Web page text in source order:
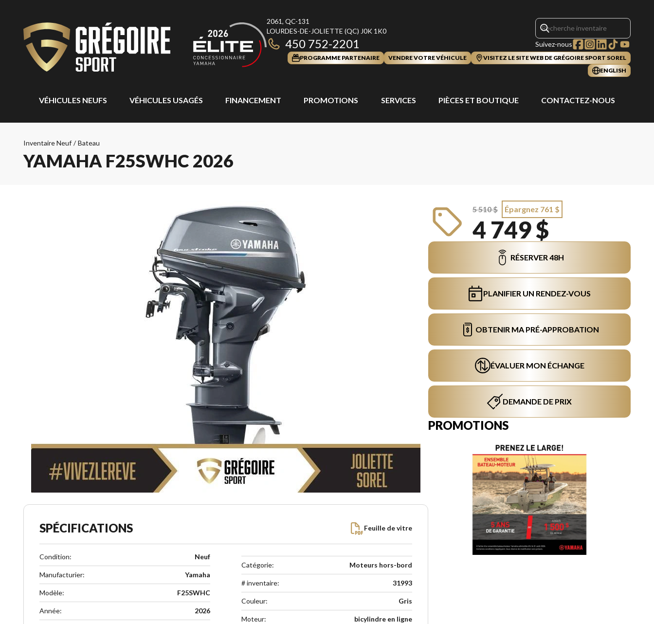
2061, QC-131
LOURDES-DE-JOLIETTE (QC) J0K 1K0
450 752-2201 Suivez-nous
PROGRAMME PARTENAIRE VENDRE VOTRE VÉHICULE
VISITEZ LE SITE WEB DE GRÉGOIRE SPORT SOREL
ENGLISH
VÉHICULES NEUFS VÉHICULES USAGÉS FINANCEMENT PROMOTIONS SERVICES PIÈCES ET BOUTIQUE CONTACTEZ-NOUS
Inventaire Neuf / Bateau
YAMAHA F25SWHC 2026
SPÉCIFICATIONS Feuille de vitre
Condition: Neuf
Manufacturier: Yamaha
Modèle: F25SWHC
Année: 2026
Catégorie: Moteurs hors-bord
# inventaire: 31993
Couleur: Gris
Moteur: bicylindre en ligne
5 510 $ Épargnez 761 $
4 749 $
RÉSERVER 48H
PLANIFIER UN RENDEZ-VOUS
OBTENIR MA PRÉ-APPROBATION
ÉVALUER MON ÉCHANGE
DEMANDE DE PRIX
PROMOTIONS